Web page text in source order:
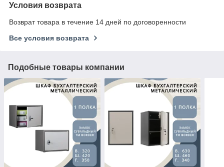
Условия возврата
Возврат товара в течение 14 дней по договоренности
Все условия возврата
Подобные товары компании